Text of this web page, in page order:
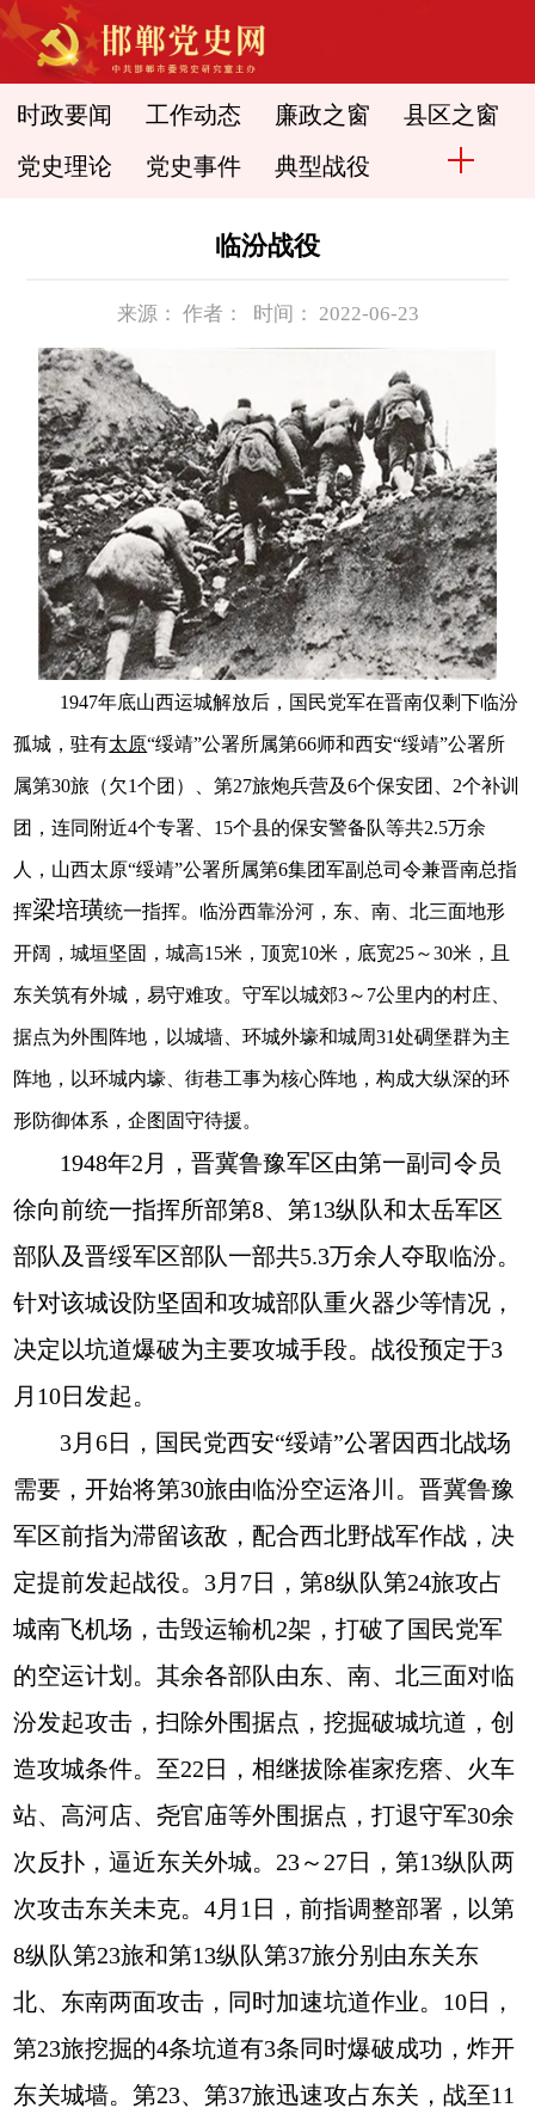
时政要闻 工作动态 廉政之窗 县区之窗
党史理论 党史事件 典型战役
临汾战役
来源： 作者： 时间： 2022-06-23
1947年底山西运城解放后，国民党军在晋南仅剩下临汾
孤城，驻有太原“绥靖”公署所属第66师和西安“绥靖”公署所
属第30旅（欠1个团）、第27旅炮兵营及6个保安团、2个补训
团，连同附近4个专署、15个县的保安警备队等共2.5万余
人，山西太原“绥靖”公署所属第6集团军副总司令兼晋南总指
挥梁培璜统一指挥。临汾西靠汾河，东、南、北三面地形
开阔，城垣坚固，城高15米，顶宽10米，底宽25～30米，且
东关筑有外城，易守难攻。守军以城郊3～7公里内的村庄、
据点为外围阵地，以城墙、环城外壕和城周31处碉堡群为主
阵地，以环城内壕、街巷工事为核心阵地，构成大纵深的环
形防御体系，企图固守待援。
1948年2月，晋冀鲁豫军区由第一副司令员
徐向前统一指挥所部第8、第13纵队和太岳军区
部队及晋绥军区部队一部共5.3万余人夺取临汾。
针对该城设防坚固和攻城部队重火器少等情况，
决定以坑道爆破为主要攻城手段。战役预定于3
月10日发起。
3月6日，国民党西安“绥靖”公署因西北战场
需要，开始将第30旅由临汾空运洛川。晋冀鲁豫
军区前指为滞留该敌，配合西北野战军作战，决
定提前发起战役。3月7日，第8纵队第24旅攻占
城南飞机场，击毁运输机2架，打破了国民党军
的空运计划。其余各部队由东、南、北三面对临
汾发起攻击，扫除外围据点，挖掘破城坑道，创
造攻城条件。至22日，相继拔除崔家疙瘩、火车
站、高河店、尧官庙等外围据点，打退守军30余
次反扑，逼近东关外城。23～27日，第13纵队两
次攻击东关未克。4月1日，前指调整部署，以第
8纵队第23旅和第13纵队第37旅分别由东关东
北、东南两面攻击，同时加速坑道作业。10日，
第23旅挖掘的4条坑道有3条同时爆破成功，炸开
东关城墙。第23、第37旅迅速攻占东关，战至11